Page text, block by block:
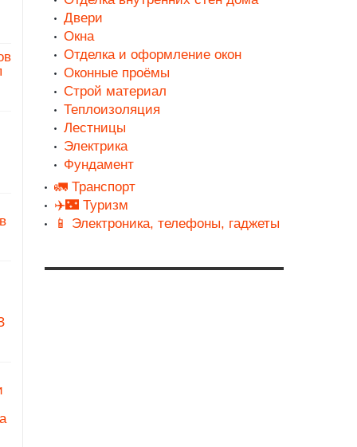
Двери
Окна
Отделка и оформление окон
Оконные проёмы
Строй материал
Теплоизоляция
Лестницы
Электрика
Фундамент
🚛 Транспорт
✈️🌃 Туризм
📱 Электроника, телефоны, гаджеты